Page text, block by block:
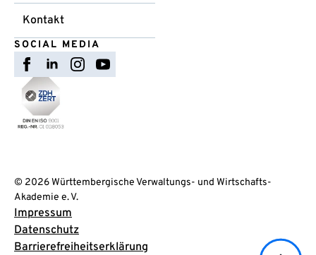
Kontakt
SOCIAL MEDIA
© 2026 Württembergische Verwaltungs- und Wirtschafts-
Akademie e. V.
Impressum
Datenschutz
Barrierefreiheitserklärung